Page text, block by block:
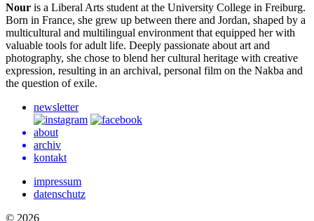
Nour is a Liberal Arts student at the University College in Freiburg.
Born in France, she grew up between there and Jordan, shaped by a
multicultural and multilingual environment that equipped her with
valuable tools for adult life. Deeply passionate about art and
photography, she chose to blend her cultural heritage with creative
expression, resulting in an archival, personal film on the Nakba and
the question of exile.
newsletter
about
archiv
kontakt
impressum
datenschutz
© 2026